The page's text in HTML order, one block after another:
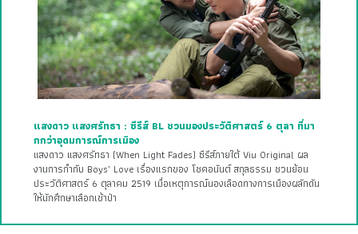
แสงดาว แสงศรัทธา : ซีรีส์ BL ชวนมองประวัติศาสตร์ 6 ตุลา ที่มา
กกว่าอุดมการณ์การเมือง
แสงดาว แสงศรัทธา (When Light Fades) ซีรีส์ภายใต้ Viu Original ผล
งานการกำกับ Boys’ Love เรื่องแรกของ โชคอนันต์ สกุลธรรม ชวนย้อน
ประวัติศาสตร์ 6 ตุลาคม 2519 เมื่อเหตุการณ์นองเลือดทางการเมืองผลักดัน
ให้นักศึกษาเลือกเข้าป่า